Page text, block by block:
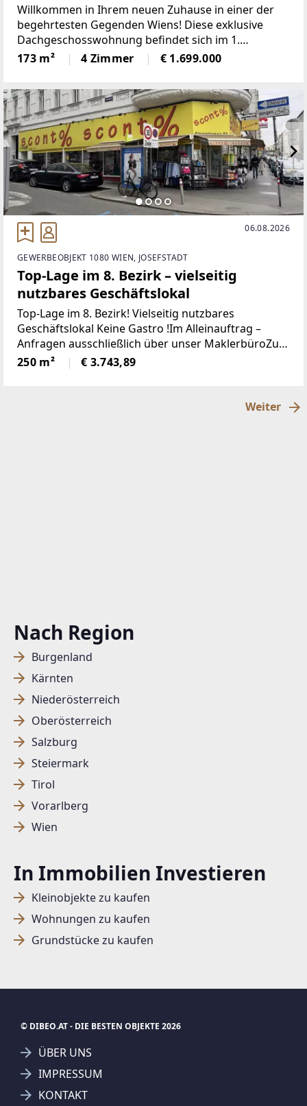
Nach Region
Burgenland
Kärnten
Niederösterreich
Oberösterreich
Salzburg
Steiermark
Tirol
Vorarlberg
Wien
In Immobilien Investieren
Kleinobjekte zu kaufen
Wohnungen zu kaufen
Grundstücke zu kaufen
Willkommen in Ihrem neuen Zuhause in einer der
begehrtesten Gegenden Wiens! Diese exklusive
Dachgeschosswohnung befindet sich im 1.
Dachgeschoss eines modernen Wohnhauses in
1180 Wien und bietet Ihnen ein luxuriöses und
komfortables Wohnen auf höchstem
173 m² 4 Zimmer € 1.699.000
06.08.2026
GEWERBEOBJEKT 1080 WIEN, JOSEFSTADT
Top-Lage im 8. Bezirk – vielseitig
nutzbares Geschäftslokal
Top-Lage im 8. Bezirk! Vielseitig nutzbares
Geschäftslokal Keine Gastro !Im Alleinauftrag –
Anfragen ausschließlich über unser MaklerbüroZur
Vermietung gelangt ein attraktives Eck-
Geschäftslokal in absoluter Toplage des 8.
250 m² € 3.743,89
Weiter
© DIBEO.AT - DIE BESTEN OBJEKTE 2026
ÜBER UNS
IMPRESSUM
KONTAKT